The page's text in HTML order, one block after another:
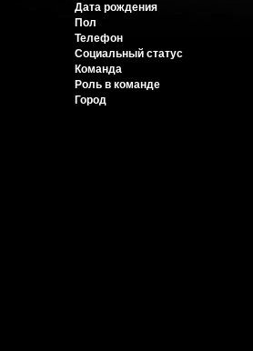
Дата рождения
Пол
Телефон
Социальный статус
Команда
Роль в команде
Город